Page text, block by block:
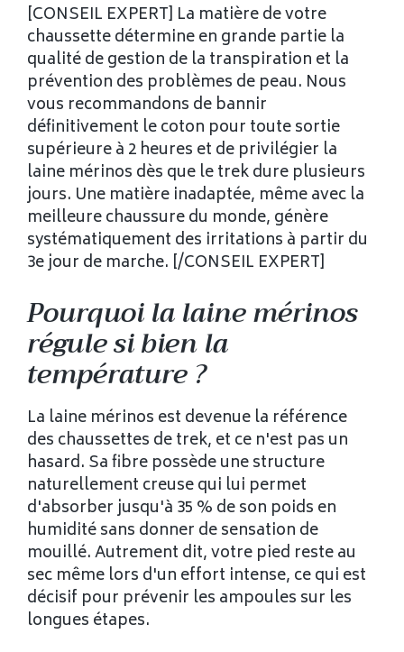
[CONSEIL EXPERT] La matière de votre
chaussette détermine en grande partie la
qualité de gestion de la transpiration et la
prévention des problèmes de peau. Nous
vous recommandons de bannir
définitivement le coton pour toute sortie
supérieure à 2 heures et de privilégier la
laine mérinos dès que le trek dure plusieurs
jours. Une matière inadaptée, même avec la
meilleure chaussure du monde, génère
systématiquement des irritations à partir du
3e jour de marche. [/CONSEIL EXPERT]
Pourquoi la laine mérinos
régule si bien la
température ?
La laine mérinos est devenue la référence
des chaussettes de trek, et ce n'est pas un
hasard. Sa fibre possède une structure
naturellement creuse qui lui permet
d'absorber jusqu'à 35 % de son poids en
humidité sans donner de sensation de
mouillé. Autrement dit, votre pied reste au
sec même lors d'un effort intense, ce qui est
décisif pour prévenir les ampoules sur les
longues étapes.